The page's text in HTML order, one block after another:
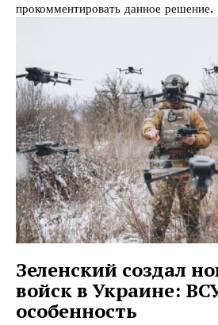
прокомментировать данное решение.
Зеленский создал
войск в Украине:
особенность